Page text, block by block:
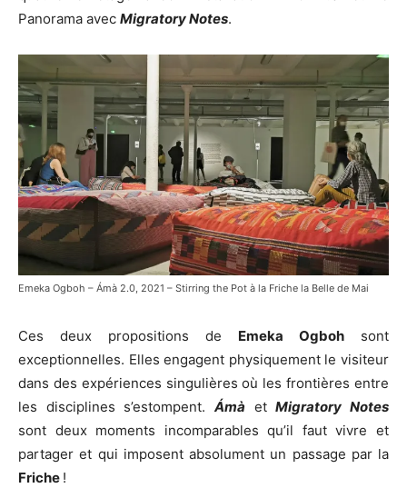
Panorama avec Migratory Notes.
Emeka Ogboh – Ámà 2.0, 2021 – Stirring the Pot à la Friche la Belle de Mai
Ces deux propositions de Emeka Ogboh sont
exceptionnelles. Elles engagent physiquement le visiteur
dans des expériences singulières où les frontières entre
les disciplines s’estompent. Ámà etMigratory Notes
sont deux moments incomparables qu’il faut vivre et
partager et qui imposent absolument un passage par la
Friche !